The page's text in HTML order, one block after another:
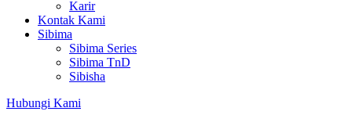
Karir
Kontak Kami
Sibima
Sibima Series
Sibima TnD
Sibisha
Hubungi Kami